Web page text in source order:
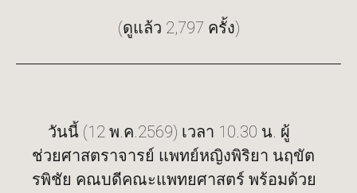
(ดูแล้ว 2,797 ครั้ง)
วันนี้ (12 พ.ค.2569) เวลา 10.30 น. ผู้
ช่วยศาสตราจารย์ แพทย์หญิงพิริยา นฤขัต
รพิชัย คณบดีคณะแพทยศาสตร์ พร้อมด้วย